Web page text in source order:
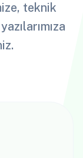
teknik